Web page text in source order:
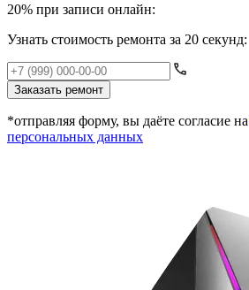
20% при записи онлайн:
Узнать стоимость ремонта за 20 секунд:
Заказать ремонт
*отправляя форму, вы даёте согласие на
персональных данных